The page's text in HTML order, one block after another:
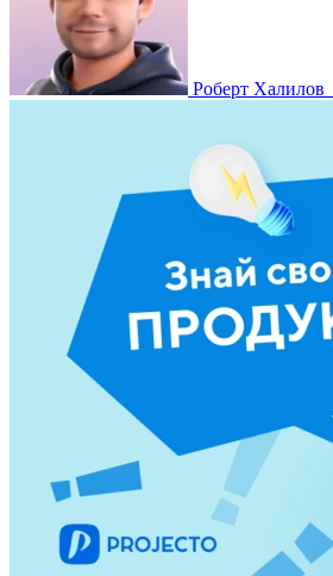
Роберт Халилов